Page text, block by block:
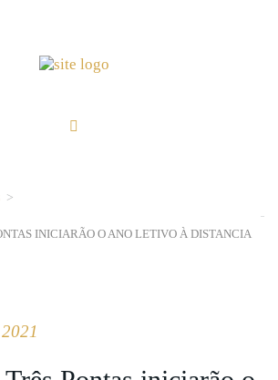
>
INICIARÃO O ANO LETIVO À DISTANCIA